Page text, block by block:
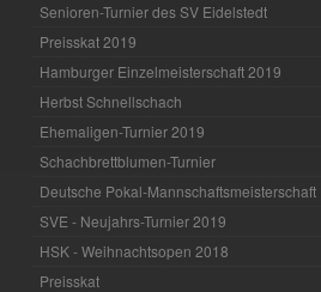
Senioren-Turnier des SV Eidelstedt
Preisskat 2019
Hamburger Einzelmeisterschaft 2019
Herbst Schnellschach
Ehemaligen-Turnier 2019
Schachbrettblumen-Turnier
Deutsche Pokal-Mannschaftsmeisterschaft
SVE - Neujahrs-Turnier 2019
HSK - Weihnachtsopen 2018
Preisskat